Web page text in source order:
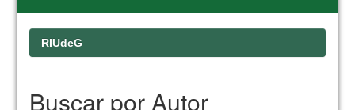
RIUdeG
Buscar por Autor